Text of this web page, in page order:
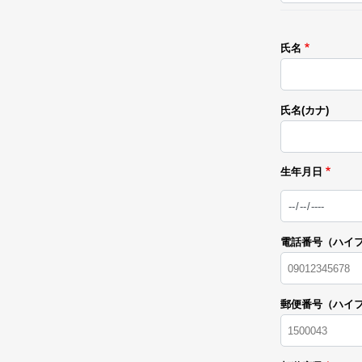
氏名
氏名(カナ)
生年月日
日
付
電話番号（ハイ
郵便番号（ハイ